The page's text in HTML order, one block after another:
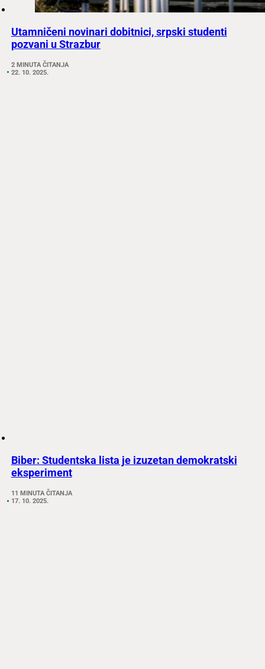
Utamničeni novinari dobitnici, srpski studenti
pozvani u Strazbur
2 MINUTA ČITANJA
22. 10. 2025.
Biber: Studentska lista je izuzetan demokratski
eksperiment
11 MINUTA ČITANJA
17. 10. 2025.